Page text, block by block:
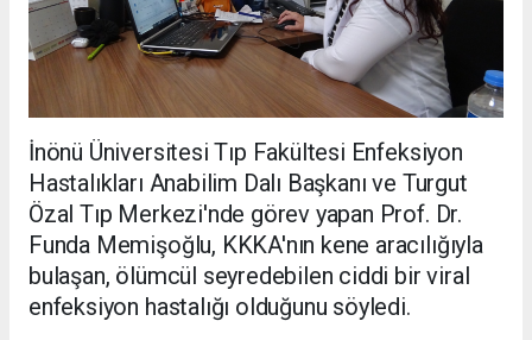
İnönü Üniversitesi Tıp Fakültesi Enfeksiyon
Hastalıkları Anabilim Dalı Başkanı ve Turgut
Özal Tıp Merkezi'nde görev yapan Prof. Dr.
Funda Memişoğlu, KKKA'nın kene aracılığıyla
bulaşan, ölümcül seyredebilen ciddi bir viral
enfeksiyon hastalığı olduğunu söyledi.